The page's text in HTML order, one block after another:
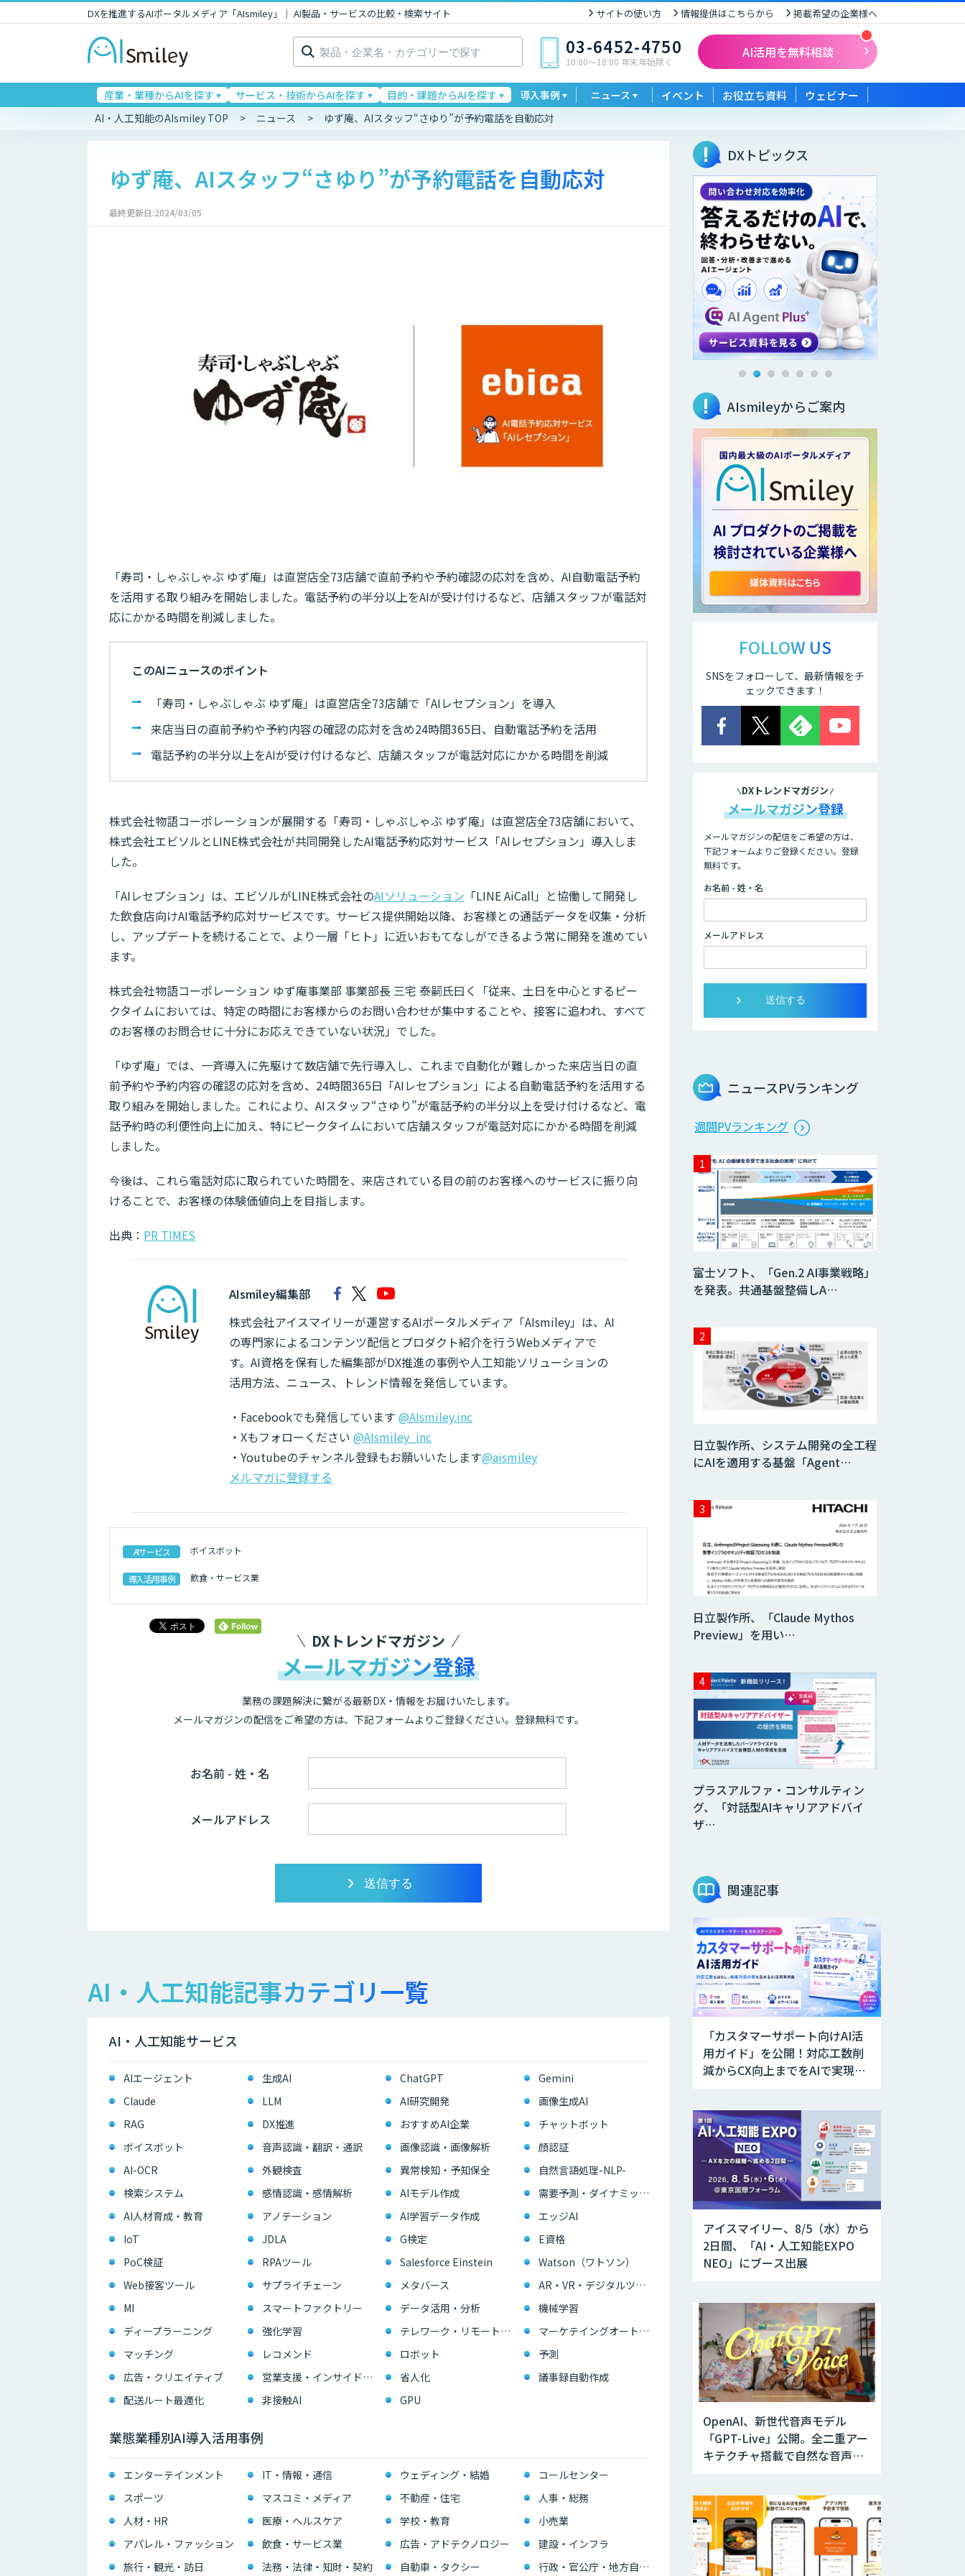
DXを推進するAIポータルメディア「AIsmiley」｜ AI製品・サービスの比較・検索サイト サイトの使い方 情報提供はこちらから 掲載希望の企業様へ
検
索: 03-6452-4750
10:00〜18:00 年末年始除く
AI活用を無料相談
産業・業種からAIを探す サービス・技術からAIを探す 目的・課題からAIを探す 導入事例 ニュース イベント お役立ち資料 ウェビナー
AI・人工知能のAIsmiley TOP ニュース ゆず庵、AIスタッフ“さゆり”が予約電話を自動応対
ゆず庵、AIスタッフ“さゆり”が予約電話を自動応対
最終更新日:2024/03/05
「寿司・しゃぶしゃぶ ゆず庵」は直営店全73店舗で直前予約や予約確認の応対を含め、AI自動電話予約
を活用する取り組みを開始しました。電話予約の半分以上をAIが受け付けるなど、店舗スタッフが電話対
応にかかる時間を削減しました。
このAIニュースのポイント
「寿司・しゃぶしゃぶ ゆず庵」は直営店全73店舗で「AIレセプション」を導入
来店当日の直前予約や予約内容の確認の応対を含め24時間365日、自動電話予約を活用
電話予約の半分以上をAIが受け付けるなど、店舗スタッフが電話対応にかかる時間を削減
株式会社物語コーポレーションが展開する「寿司・しゃぶしゃぶ ゆず庵」は直営店全73店舗において、
株式会社エビソルとLINE株式会社が共同開発したAI電話予約応対サービス「AIレセプション」導入しま
した。
「AIレセプション」は、エビソルがLINE株式会社のAIソリューション 「LINE AiCall」と協働して開発し
た飲食店向けAI電話予約応対サービスです。サービス提供開始以降、お客様との通話データを収集・分析
し、アップデートを続けることで、より一層「ヒト」に近いおもてなしができるよう常に開発を進めてい
ます。
株式会社物語コーポレーション ゆず庵事業部 事業部長 三宅 泰嗣氏曰く「従来、土日を中心とするピー
クタイムにおいては、特定の時間にお客様からのお問い合わせが集中することや、接客に追われ、すべて
のお客様のお問合せに十分にお応えできていない状況」でした。
「ゆず庵」では、一斉導入に先駆けて数店舗で先行導入し、これまで自動化が難しかった来店当日の直
前予約や予約内容の確認の応対を含め、24時間365日「AIレセプション」による自動電話予約を活用する
取り組みを開始しました。これにより、AIスタッフ“さゆり”が電話予約の半分以上を受け付けるなど、電
話予約時の利便性向上に加え、特にピークタイムにおいて店舗スタッフが電話対応にかかる時間を削減
しました。
今後は、これら電話対応に取られていた時間を、来店されている目の前のお客様へのサービスに振り向
けることで、お客様の体験価値向上を目指します。
出典： PR TIMES
AIsmiley編集部
株式会社アイスマイリーが運営するAIポータルメディア「AIsmiley」は、AI
の専門家によるコンテンツ配信とプロダクト紹介を行うWebメディアで
す。AI資格を保有した編集部がDX推進の事例や人工知能ソリューションの
活用方法、ニュース、トレンド情報を発信しています。
・Facebookでも発信しています @AIsmiley.inc
・Xもフォローください @AIsmiley_inc
・Youtubeのチャンネル登録もお願いいたします@aismiley
メルマガに登録する
AIサービス ボイスボット
導入活用事例 飲食・サービス業
DXトレンドマガジン
メールマガジン登録
業務の課題解決に繋がる最新DX・情報をお届けいたします。
メールマガジンの配信をご希望の方は、下記フォームよりご登録ください。登録無料です。
お名前 - 姓・名
メールアドレス
AI・人工知能記事カテゴリ一覧
AI・人工知能サービス
AIエージェント 生成AI ChatGPT
Gemini
Claude
LLM AI研究開発
画像生成AI
RAG
DX推進 おすすめAI企業
チャットボット
ボイスボット
音声認識・翻訳・通訳 画像認識・画像解析
顔認証
AI-OCR
外観検査 異常検知・予知保全
自然言語処理-NLP-
検索システム
感情認識・感情解析 AIモデル作成
需要予測・ダイナミックプライシング
AI人材育成・教育
アノテーション AI学習データ作成
エッジAI
IoT
JDLA G検定
E資格
PoC検証
RPAツール Salesforce Einstein
Watson（ワトソン）
Web接客ツール
サプライチェーン メタバース
AR・VR・デジタルツイン
MI
スマートファクトリー データ活用・分析
機械学習
ディープラーニング
強化学習 テレワーク・リモートワーク
マーケテイングオートメーション・MAツール
マッチング
レコメンド ロボット
予測
広告・クリエイティブ
営業支援・インサイドセールス 省人化
議事録自動作成
配送ルート最適化
非接触AI GPU
業態業種別AI導入活用事例
エンターテインメント IT・情報・通信 ウェディング・結婚
コールセンター
スポーツ
マスコミ・メディア 不動産・住宅
人事・総務
人材・HR
医療・ヘルスケア 学校・教育
小売業
アパレル・ファッション
飲食・サービス業 広告・アドテクノロジー
建設・インフラ
旅行・観光・訪日
法務・法律・知財・契約 自動車・タクシー 行政・官公庁・地方自治体
DXトピックス
AIsmileyからご案内
FOLLOW US
SNSをフォローして、最新情報をチ
ェックできます！
DXトレンドマガジン
メールマガジン登録
メールマガジンの配信をご希望の方は、
下記フォームよりご登録ください。登録
無料です。
お名前 - 姓・名
メールアドレス
ニュースPVランキング
週間PVランキング
富士ソフト、「Gen.2 AI事業戦略」
を発表。共通基盤整備しA…
日立製作所、システム開発の全工程
にAIを適用する基盤「Agent…
日立製作所、「Claude Mythos
Preview」を用い…
プラスアルファ・コンサルティン
グ、「対話型AIキャリアアドバイ
ザ…
関連記事
「カスタマーサポート向けAI活
用ガイド」を公開！対応工数削
減からCX向上までをAIで実現す
アイスマイリー、8/5（水）から
2日間、「AI・人工知能EXPO
NEO」にブース出展
OpenAI、新世代音声モデル
「GPT-Live」公開。全二重アー
キテクチャ搭載で自然な音声対